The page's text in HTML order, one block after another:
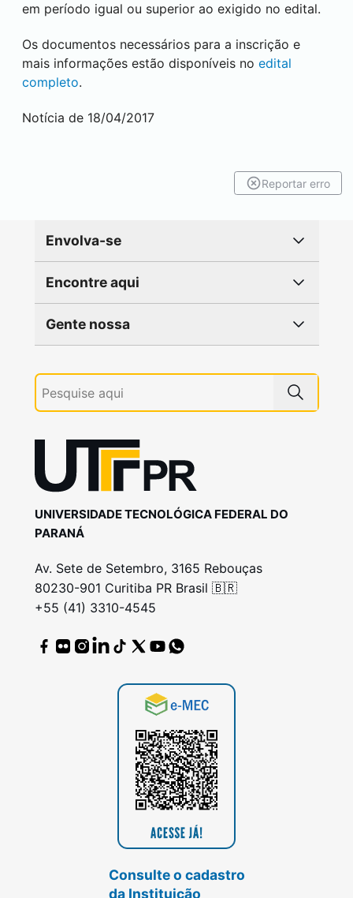
em período igual ou superior ao exigido no edital.
Os documentos necessários para a inscrição e
mais informações estão disponíveis no edital
completo.
Notícia de 18/04/2017
Reportar erro
Envolva-se
Encontre aqui
Gente nossa
UNIVERSIDADE TECNOLÓGICA FEDERAL DO
PARANÁ
Av. Sete de Setembro, 3165 Rebouças
80230-901 Curitiba PR Brasil 🇧🇷
+55 (41) 3310-4545
Consulte o cadastro
da Instituição